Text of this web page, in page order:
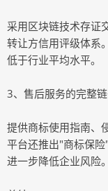
采用区块链技术存证
转让方信用评级体系
低于行业平均水平。
3、售后服务的完整
提供商标使用指南、
平台还推出"商标保险
进一步降低企业风险。